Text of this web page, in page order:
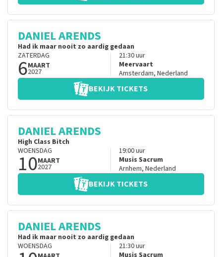
DANIEL ARENDS
Had ik maar nooit zo aardig gedaan
ZATERDAG
6MAART
2027
21:30uur
Meervaart
Amsterdam, Nederland
BEKIJK TICKETS
DANIEL ARENDS
High Class Bitch
WOENSDAG
10MAART
2027
19:00uur
Musis Sacrum
Arnhem, Nederland
BEKIJK TICKETS
DANIEL ARENDS
Had ik maar nooit zo aardig gedaan
WOENSDAG
21:30uur